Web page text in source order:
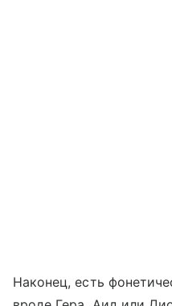
Наконец, есть